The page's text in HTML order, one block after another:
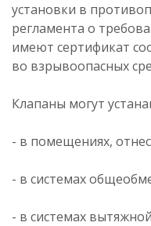
установки в
регламента о
имеют сертификат
во взрывоопасных
Клапаны могут
- в помещениях,
- в системах
- в системах